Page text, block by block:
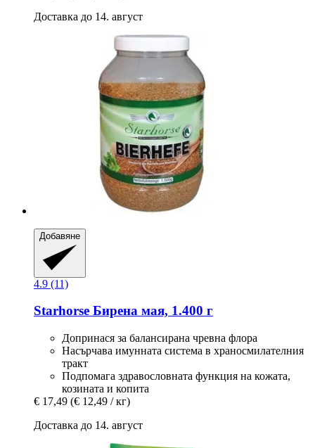
Доставка до 14. август
Добавяне
4.9 (11)
Starhorse Бирена мая, 1.400 г
Допринася за балансирана чревна флора
Насърчава имунната система в храносмилателния
тракт
Подпомага здравословната функция на кожата,
козината и копита
€ 17,49 (€ 12,49 / кг)
Доставка до 14. август